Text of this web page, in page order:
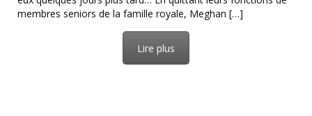
membres seniors de la famille royale, Meghan […]
Lire plus